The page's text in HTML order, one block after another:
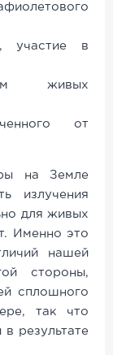
участие в
живых
от
на Земле
излучения
для живых
Именно это
нашей
стороны,
сплошного
так что
результате